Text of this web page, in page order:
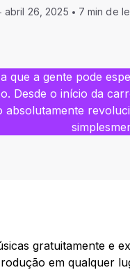
abril 26, 2025 7 min de
que a gente pode
Desde o início da
absolutamente
gratuitamente e
em qualquer